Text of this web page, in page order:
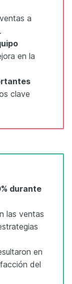
a
en la
clave
durante
las ventas
en
del